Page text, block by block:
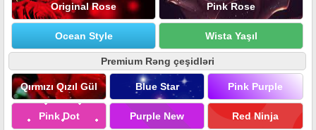
Original Rose Pink Rose
Ocean Style Wista Yaşıl
Premium Rəng çeşidləri
Qırmızı Qızıl Gül Blue Star Pink Purple
Pink Dot Purple New Red Ninja